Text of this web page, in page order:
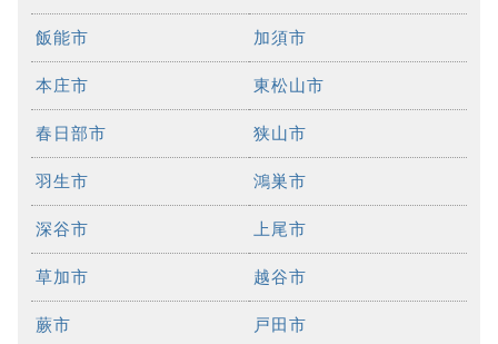
飯能市 加須市
本庄市 東松山市
春日部市 狭山市
羽生市 鴻巣市
深谷市 上尾市
草加市 越谷市
蕨市 戸田市